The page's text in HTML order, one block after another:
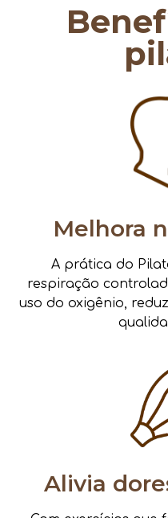
Melhora
A prática do
respiração
uso do oxigênio,
Alivia